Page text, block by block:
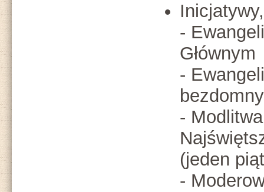
-
Głównym
-
-
(jeden
-